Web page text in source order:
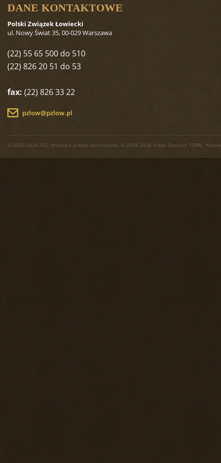
DANE KONTAKTOWE
Polski Związek Łowiecki
ul. Nowy Świat 35, 00-029 Warszawa
(22) 55 65 500 do 510
(22) 826 20 51 do 53
fax: (22) 826 33 22
pzlow@pzlow.pl
© 2002-2026 PZŁ. Wszelkie prawa zastrzeżone. © 2008-2026 Video Systems TORN.